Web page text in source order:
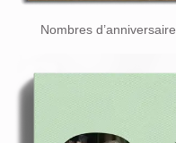
Nombres d’anniversaire